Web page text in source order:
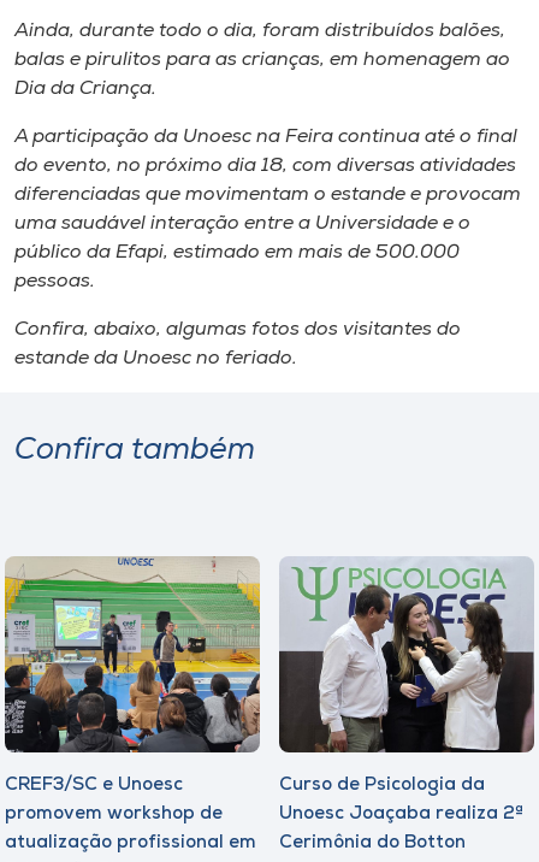
A-
Ainda, durante todo o dia, foram distribuídos balões,
balas e pirulitos para as crianças, em homenagem ao
Dia da Criança.
A participação da Unoesc na Feira continua até o final
do evento, no próximo dia 18, com diversas atividades
diferenciadas que movimentam o estande e provocam
uma saudável interação entre a Universidade e o
público da Efapi, estimado em mais de 500.000
pessoas.
Confira, abaixo, algumas fotos dos visitantes do
estande da Unoesc no feriado.
Confira também
CREF3/SC e Unoesc
promovem workshop de
atualização profissional em
Curso de Psicologia da
Unoesc Joaçaba realiza 2ª
Cerimônia do Botton